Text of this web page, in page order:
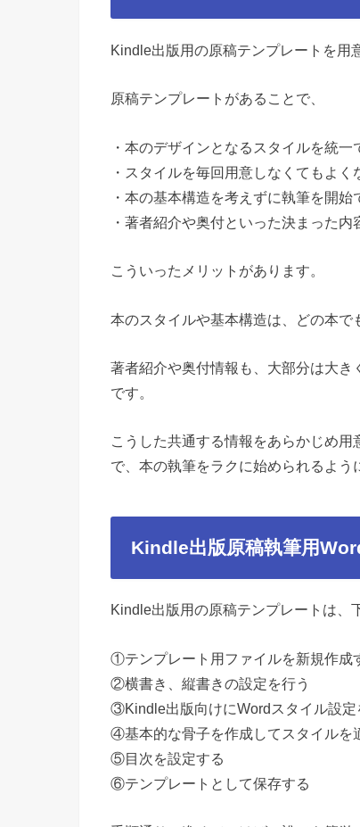
Kindle出版用の原稿テンプレートを用
原稿テンプレートがあることで、
・本のデザインとなるスタイルを統一
・スタイルを毎回用意しなくてもよく
・本の基本構造を考えずに執筆を開始
・著者紹介や奥付といった決まった内
こういったメリットがあります。
本のスタイルや基本構造は、どの本で
著者紹介や奥付情報も、大部分は大
です。
こうした共通する情報をあらかじめ
で、本の執筆をラクに始められるよう
Kindle出版原稿執筆用
Kindle出版用の原稿テンプレートは、
①テンプレート用ファイルを新規作成
②横書き、縦書きの設定を行う
③Kindle出版向けにWordスタイル設定
④基本的な骨子を作成してスタイルを
⑤目次を設定する
⑥テンプレートとして保存する